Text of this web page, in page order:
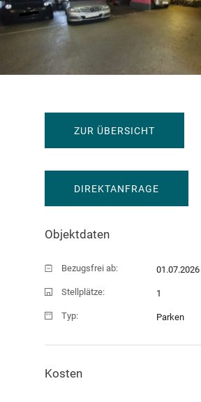
ZUR ÜBERSICHT
DIREKTANFRAGE
Objektdaten
Bezugsfrei ab: 01.07.2026
Stellplätze: 1
Typ: Parken
Kosten